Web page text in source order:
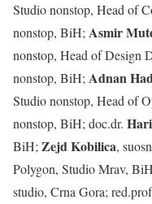
Studio nonstop, Head of
nonstop, BiH;Asmir
nonstop, Head of Design
nonstop, BiH;Adnan
Studio nonstop, Head of
nonstop, BiH; doc.dr.
BiH;Zejd Kobilica,
Polygon, Studio Mrav,
studio, Crna Gora;